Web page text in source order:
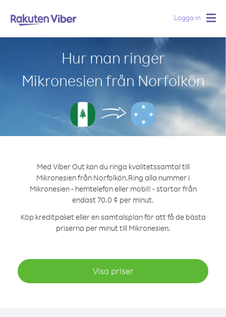
Logga in
Hur man ringer
Mikronesien från Norfolkön
Med Viber Out kan du ringa kvalitetssamtal till
Mikronesien från Norfolkön.Ring alla nummer i
Mikronesien - hemtelefon eller mobil! - startar från
endast 70.0 ¢ per minut.
Köp kreditpaket eller en samtalsplan för att få de bästa
priserna per minut till Mikronesien.
Visa priser